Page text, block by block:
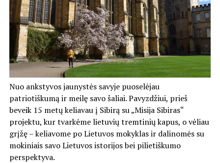
Nuo ankstyvos jaunystės savyje puoselėjau
patriotiškumą ir meilę savo šaliai. Pavyzdžiui, prieš
beveik 15 metų keliavau į Sibirą su „Misija Sibiras“
projektu, kur tvarkėme lietuvių tremtinių kapus, o vėliau
grįžę – keliavome po Lietuvos mokyklas ir dalinomės su
mokiniais savo Lietuvos istorijos bei pilietiškumo
perspektyva.